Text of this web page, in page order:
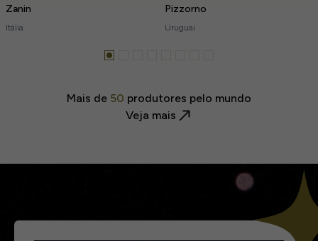
Zanin
Itália
Pizzorno
Uruguai
Mais de 50 produtores pelo mundo
Veja mais